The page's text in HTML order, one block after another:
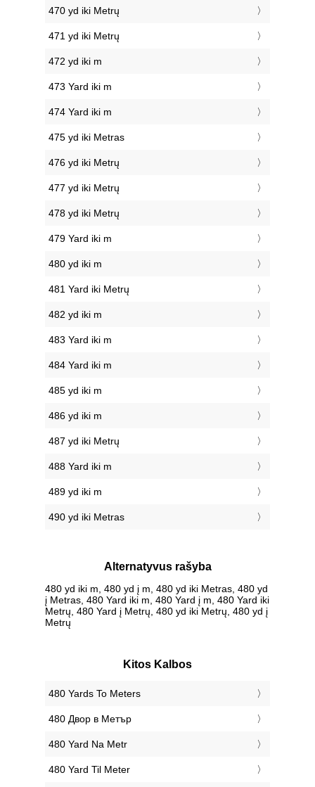
470 yd iki Metrų
471 yd iki Metrų
472 yd iki m
473 Yard iki m
474 Yard iki m
475 yd iki Metras
476 yd iki Metrų
477 yd iki Metrų
478 yd iki Metrų
479 Yard iki m
480 yd iki m
481 Yard iki Metrų
482 yd iki m
483 Yard iki m
484 Yard iki m
485 yd iki m
486 yd iki m
487 yd iki Metrų
488 Yard iki m
489 yd iki m
490 yd iki Metras
Alternatyvus rašyba
480 yd iki m, 480 yd į m, 480 yd iki Metras, 480 yd
į Metras, 480 Yard iki m, 480 Yard į m, 480 Yard iki
Metrų, 480 Yard į Metrų, 480 yd iki Metrų, 480 yd į
Metrų
Kitos Kalbos
‎480 Yards To Meters
‎480 Двор в Метър
‎480 Yard Na Metr
‎480 Yard Til Meter